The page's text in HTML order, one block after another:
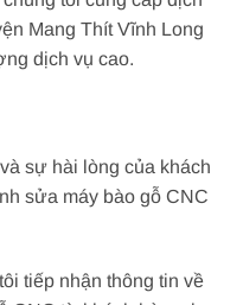
Mang Thít Vĩnh Long
dịch vụ cao.
sự hài lòng của khách
sửa máy bào gỗ CNC
tiếp nhận thông tin về